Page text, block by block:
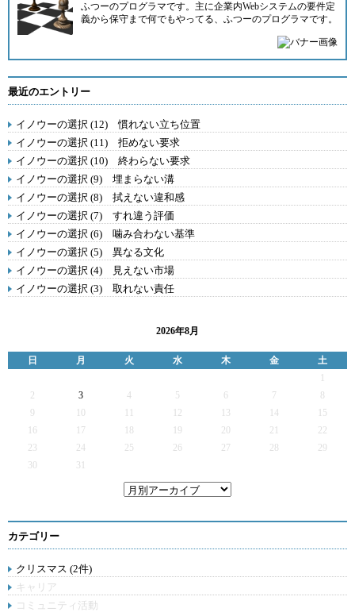
ふつーのプログラマです。主に企業内Webシステムの要件定
義から保守まで何でもやってる、ふつーのプログラマです。
最近のエントリー
イノウーの選択 (12) 慣れない立ち位置
イノウーの選択 (11) 拒めない要求
イノウーの選択 (10) 終わらない要求
イノウーの選択 (9) 埋まらない溝
イノウーの選択 (8) 拭えない違和感
イノウーの選択 (7) すれ違う評価
イノウーの選択 (6) 噛み合わない基準
イノウーの選択 (5) 異なる文化
イノウーの選択 (4) 見えない市場
イノウーの選択 (3) 取れない責任
2026年8月
日 月 火 水 木 金
土
2
3 4 5 6 7
9
12 13 14
15
16
17 19 20 21
22
23
24 25 26 27 28
29
30
31
カテゴリー
クリスマス (2件)
キャリア
コミュニティ活動